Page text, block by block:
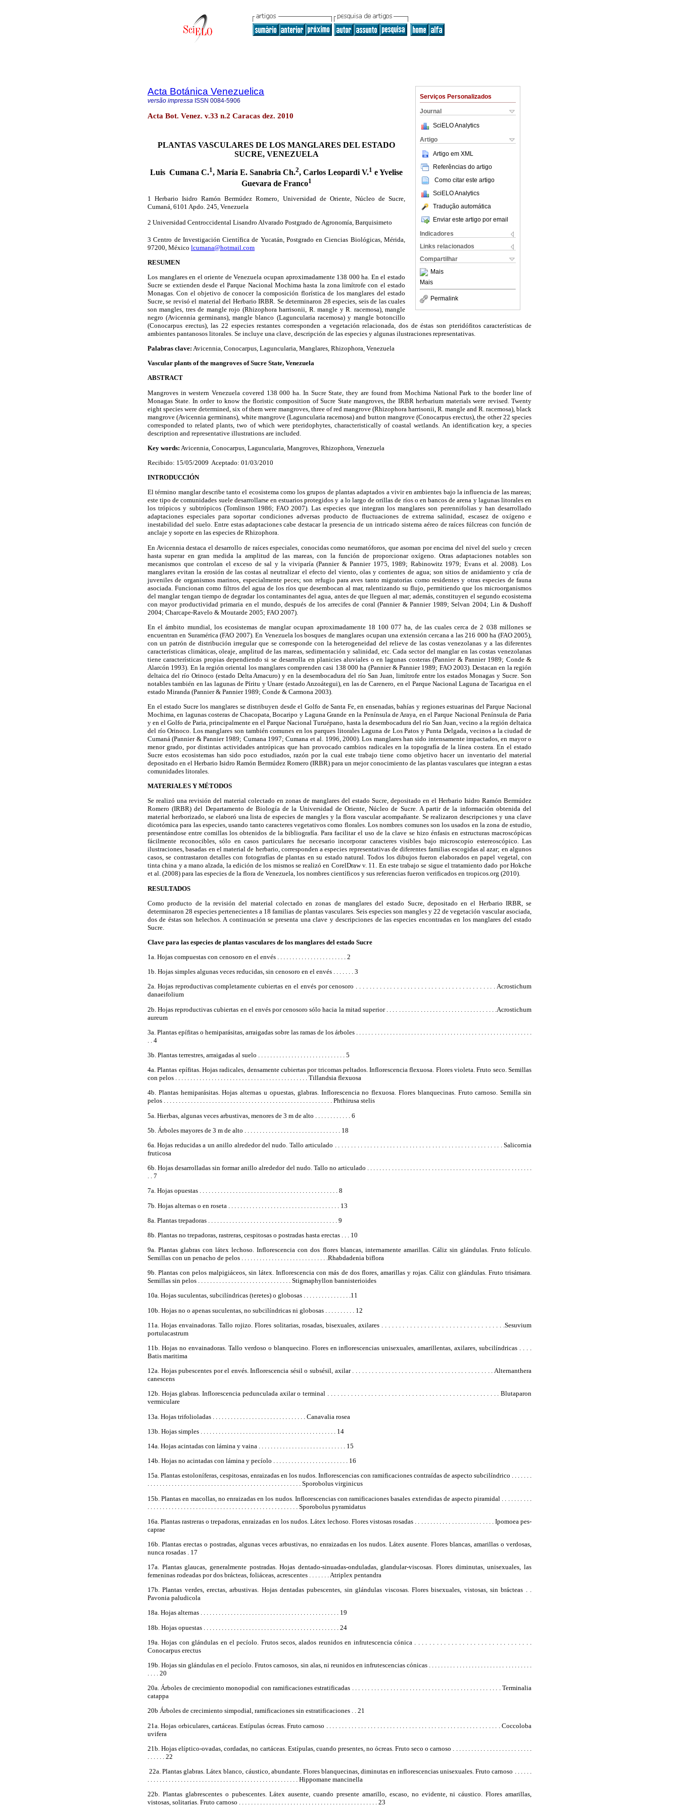
Serviços Personalizados
Journal
SciELO Analytics
Artigo
Artigo em XML
Referências do artigo
Como citar este artigo
SciELO Analytics
Tradução automática
Enviar este artigo por email
Indicadores
Links relacionados
Compartilhar
Mais
Mais
Permalink
Acta Botánica Venezuelica
versão impressa ISSN 0084-5906
Acta Bot. Venez. v.33 n.2 Caracas dez. 2010
PLANTAS VASCULARES DE LOS MANGLARES DEL ESTADO
SUCRE, VENEZUELA
Luis Cumana C.1, María E. Sanabria Ch.2, Carlos Leopardi V.1 e Yvelise
Guevara de Franco1
1 Herbario Isidro Ramón Bermúdez Romero, Universidad de Oriente, Núcleo de Sucre,
Cumaná, 6101 Apdo. 245, Venezuela
2 Universidad Centroccidental Lisandro Alvarado Postgrado de Agronomía, Barquisimeto
3 Centro de Investigación Científica de Yucatán, Postgrado en Ciencias Biológicas, Mérida,
97200, México lcumana@hotmail.com
RESUMEN
Los manglares en el oriente de Venezuela ocupan aproximadamente 138 000 ha . En el estado
Sucre se extienden desde el Parque Nacional Mochima hasta la zona limítrofe con el estado
Monagas. Con el objetivo de conocer la composición florística de los manglares del estado
Sucre, se revisó el material del Herbario IRBR. Se determinaron 28 especies, seis de las cuales
son mangles, tres de mangle rojo (Rhizophora harrisonii, R. mangle y R. racemosa), mangle
negro (Avicennia germinans), mangle blanco (Laguncularia racemosa) y mangle botoncillo
(Conocarpus erectus), las 22 especies restantes corresponden a vegetación relacionada, dos de éstas son pteridófitos características de
ambientes pantanosos litorales. Se incluye una clave, descripción de las especies y algunas ilustraciones representativas.
Palabras clave: Avicennia, Conocarpus, Laguncularia, Manglares, Rhizophora, Venezuela
Vascular plants of the mangroves ofSucre State, Venezuela
ABSTRACT
Mangroves in westernVenezuela covered 138 000 ha . In Sucre State , they are found from Mochima National Park to the border line of
Monagas State . In order to know the floristic composition ofSucre Statemangroves, the IRBR herbarium materials were revised. Twenty
eight species were determined, six of them were mangroves, three of red mangrove (Rhizophora harrisonii, R. mangle and R. racemosa), black
mangrove (Avicennia germinans), white mangrove (Laguncularia racemosa) and button mangrove (Conocarpus erectus), the other 22 species
corresponded to related plants, two of which were pteridophytes, characteristically of coastal wetlands. An identification key, a species
description and representative illustrations are included.
Key words: Avicennia, Conocarpus, Laguncularia, Mangroves, Rhizophora, Venezuela
Recibido: 15/05/2009 Aceptado: 01/03/2010
INTRODUCCIÓN
El término manglar describe tanto el ecosistema como los grupos de plantas adaptados a vivir en ambientes bajo la influencia de las mareas;
este tipo de comunidades suele desarrollarse en estuarios protegidos y a lo largo de orillas de ríos o en bancos de arena y lagunas litorales en
los trópicos y subtrópicos (Tomlinson 1986; FAO 2007). Las especies que integran los manglares son perennifolias y han desarrollado
adaptaciones especiales para soportar condiciones adversas producto de fluctuaciones de extrema salinidad, escasez de oxígeno e
inestabilidad del suelo. Entre estas adaptaciones cabe destacar la presencia de un intricado sistema aéreo de raíces fúlcreas con función de
anclaje y soporte en las especies de Rhizophora.
En Avicennia destaca el desarrollo de raíces especiales, conocidas como neumatóforos, que asoman por encima del nivel del suelo y crecen
hasta superar en gran medida la amplitud de las mareas, con la función de proporcionar oxígeno. Otras adaptaciones notables son
mecanismos que controlan el exceso de sal y la viviparía (Pannier & Pannier 1975, 1989; Rabinowitz 1979; Evans et al. 2008). Los
manglares evitan la erosión de las costas al neutralizar el efecto del viento, olas y corrientes de agua; son sitios de anidamiento y cría de
juveniles de organismos marinos, especialmente peces; son refugio para aves tanto migratorias como residentes y otras especies de fauna
asociada. Funcionan como filtros del agua de los ríos que desembocan al mar, ralentizando su flujo, permitiendo que los microorganismos
del manglar tengan tiempo de degradar los contaminantes del agua, antes de que lleguen al mar; además, constituyen el segundo ecosistema
con mayor productividad primaria en el mundo, después de los arrecifes de coral (Pannier & Pannier 1989; Selvan 2004; Lin & Dushoff
2004; Charcape-Ravelo & Moutarde 2005; FAO 2007).
En el ámbito mundial, los ecosistemas de manglar ocupan aproximadamente 18 100 077 ha , de las cuales cerca de 2 038 millones se
encuentran en Suramérica (FAO 2007). En Venezuela los bosques de manglares ocupan una extensión cercana a las216 000 ha (FAO 2005),
con un patrón de distribución irregular que se corresponde con la heterogeneidad del relieve de las costas venezolanas y a las diferentes
características climáticas, oleaje, amplitud de las mareas, sedimentación y salinidad, etc. Cada sector del manglar en las costas venezolanas
tiene características propias dependiendo si se desarrolla en planicies aluviales o en lagunas costeras (Pannier & Pannier 1989; Conde &
Alarcón 1993). En la región oriental los manglares comprenden casi 138 000 ha (Pannier & Pannier 1989; FAO 2003). Destacan en la región
deltaica del río Orinoco (estado Delta Amacuro) y en la desembocadura del río San Juan, limítrofe entre los estados Monagas y Sucre. Son
notables también en las lagunas de Píritu y Unare (estado Anzoátegui), en las de Carenero, en el Parque Nacional Laguna de Tacarigua en el
estado Miranda (Pannier & Pannier 1989; Conde & Carmona 2003).
En el estado Sucre los manglares se distribuyen desde el Golfo de Santa Fe, en ensenadas, bahías y regiones estuarinas del Parque Nacional
Mochima, en lagunas costeras de Chacopata, Bocaripo y Laguna Grande enla Península de Araya, en el Parque Nacional Península de Paria
y en el Golfo de Paria, principalmente en el Parque Nacional Turuépano, hasta la desembocadura del río San Juan, vecino a la región deltaica
del río Orinoco. Los manglares son también comunes en los parques litorales Laguna de Los Patos y Punta Delgada, vecinos a la ciudad de
Cumaná (Pannier & Pannier 1989; Cumana 1997; Cumana et al. 1996, 2000). Los manglares han sido intensamente impactados, en mayor o
menor grado, por distintas actividades antrópicas que han provocado cambios radicales en la topografía de la línea costera. En el estado
Sucre estos ecosistemas han sido poco estudiados, razón por la cual este trabajo tiene como objetivo hacer un inventario del material
depositado en el Herbario Isidro Ramón Bermúdez Romero (IRBR) para un mejor conocimiento de las plantas vasculares que integran a estas
comunidades litorales.
MATERIALES Y MÉTODOS
Se realizó una revisión del material colectado en zonas de manglares del estado Sucre, depositado en el Herbario Isidro Ramón Bermúdez
Romero (IRBR) del Departamento de Biología dela Universidadde Oriente, Núcleo de Sucre. A partir de la información obtenida del
material herborizado, se elaboró una lista de especies de mangles y la flora vascular acompañante. Se realizaron descripciones y una clave
dicotómica para las especies, usando tanto caracteres vegetativos como florales. Los nombres comunes son los usados en la zona de estudio,
presentándose entre comillas los obtenidos de la bibliografía. Para facilitar el uso de la clave se hizo énfasis en estructuras macroscópicas
fácilmente reconocibles, sólo en casos particulares fue necesario incorporar caracteres visibles bajo microscopio estereoscópico. Las
ilustraciones, basadas en el material de herbario, corresponden a especies representativas de diferentes familias escogidas al azar; en algunos
casos, se contrastaron detalles con fotografías de plantas en su estado natural. Todos los dibujos fueron elaborados en papel vegetal, con
tinta china y a mano alzada, la edición de los mismos se realizó en CorelDraw v. 11. En este trabajo se sigue el tratamiento dado por Hokche
et al. (2008) para las especies de la flora de Venezuela, los nombres científicos y sus referencias fueron verificados en tropicos.org (2010).
RESULTADOS
Como producto de la revisión del material colectado en zonas de manglares del estado Sucre, depositado en el Herbario IRBR, se
determinaron 28 especies pertenecientes a 18 familias de plantas vasculares. Seis especies son mangles y 22 de vegetación vascular asociada,
dos de éstas son helechos. A continuación se presenta una clave y descripciones de las especies encontradas en los manglares del estado
Sucre.
Clave para las especies de plantas vasculares de los manglares del estado Sucre
1a. Hojas compuestas con cenosoro en el envés . . . . . . . . . . . . . . . . . . . . . . . 2
1b. Hojas simples algunas veces reducidas, sin cenosoro en el envés . . . . . . . 3
2a. Hojas reproductivas completamente cubiertas en el envés por cenosoro . . . . . . . . . . . . . . . . . . . . . . . . . . . . . . . . . . . . . . . . . Acrostichum
danaeifolium
2b. Hojas reproductivas cubiertas en el envés por cenosoro sólo hacia la mitad superior . . . . . . . . . . . . . . . . . . . . . . . . . . . . . . . . . . . .Acrostichum
aureum
3a. Plantas epífitas o hemiparásitas, arraigadas sobre las ramas de los árboles . . . . . . . . . . . . . . . . . . . . . . . . . . . . . . . . . . . . . . . . . . . . . . . . . . . . . . . . . .
. . 4
3b. Plantas terrestres, arraigadas al suelo . . . . . . . . . . . . . . . . . . . . . . . . . . . . . 5
4a. Plantas epífitas. Hojas radicales, densamente cubiertas por tricomas peltados. Inflorescencia flexuosa. Flores violeta. Fruto seco. Semillas
con pelos . . . . . . . . . . . . . . . . . . . . . . . . . . . . . . . . . . . . . . . . . . . . Tillandsia flexuosa
4b. Plantas hemiparásitas. Hojas alternas u opuestas, glabras. Inflorescencia no flexuosa. Flores blanquecinas. Fruto carnoso. Semilla sin
pelos . . . . . . . . . . . . . . . . . . . . . . . . . . . . . . . . . . . . . . . . . . . . . . . . . . . . . . . . Phthirusa stelis
5a. Hierbas, algunas veces arbustivas, menores de 3 m de alto . . . . . . . . . . . . 6
5b. Árboles mayores de 3 m de alto . . . . . . . . . . . . . . . . . . . . . . . . . . . . . . . . 18
6a. Hojas reducidas a un anillo alrededor del nudo. Tallo articulado . . . . . . . . . . . . . . . . . . . . . . . . . . . . . . . . . . . . . . . . . . . . . . . . . . . . Salicornia
fruticosa
6b. Hojas desarrolladas sin formar anillo alrededor del nudo. Tallo no articulado . . . . . . . . . . . . . . . . . . . . . . . . . . . . . . . . . . . . . . . . . . . . . . . . . . . . . .
. . 7
7a. Hojas opuestas . . . . . . . . . . . . . . . . . . . . . . . . . . . . . . . . . . . . . . . . . . . . . . 8
7b. Hojas alternas o en roseta . . . . . . . . . . . . . . . . . . . . . . . . . . . . . . . . . . . . . 13
8a. Plantas trepadoras . . . . . . . . . . . . . . . . . . . . . . . . . . . . . . . . . . . . . . . . . . . 9
8b. Plantas no trepadoras, rastreras, cespitosas o postradas hasta erectas . . . 10
9a. Plantas glabras con látex lechoso. Inflorescencia con dos flores blancas, internamente amarillas. Cáliz sin glándulas. Fruto folículo.
Semillas con un penacho de pelos . . . . . . . . . . . . . . . . . . . . . . . . . . . . .Rhabdadenia biflora
9b. Plantas con pelos malpigiáceos, sin látex. Inflorescencia con más de dos flores, amarillas y rojas. Cáliz con glándulas. Fruto trisámara.
Semillas sin pelos . . . . . . . . . . . . . . . . . . . . . . . . . . . . . . . Stigmaphyllon bannisterioides
10a. Hojas suculentas, subcilíndricas (teretes) o globosas . . . . . . . . . . . . . . . .11
10b. Hojas no o apenas suculentas, no subcilíndricas ni globosas . . . . . . . . . . 12
11a. Hojas envainadoras. Tallo rojizo. Flores solitarias, rosadas, bisexuales, axilares . . . . . . . . . . . . . . . . . . . . . . . . . . . . . . . . . . .Sesuvium
portulacastrum
11b. Hojas no envainadoras. Tallo verdoso o blanquecino. Flores en inflorescencias unisexuales, amarillentas, axilares, subcilíndricas . . . .
Batis maritima
12a. Hojas pubescentes por el envés. Inflorescencia sésil o subsésil, axilar . . . . . . . . . . . . . . . . . . . . . . . . . . . . . . . . . . . . . . . . . . . Alternanthera
canescens
12b. Hojas glabras. Inflorescencia pedunculada axilar o terminal . . . . . . . . . . . . . . . . . . . . . . . . . . . . . . . . . . . . . . . . . . . . . . . . . . . Blutaparon
vermiculare
13a. Hojas trifolioladas . . . . . . . . . . . . . . . . . . . . . . . . . . . . . . . Canavalia rosea
13b. Hojas simples . . . . . . . . . . . . . . . . . . . . . . . . . . . . . . . . . . . . . . . . . . . . . 14
14a. Hojas acintadas con lámina y vaina . . . . . . . . . . . . . . . . . . . . . . . . . . . . . 15
14b. Hojas no acintadas con lámina y pecíolo . . . . . . . . . . . . . . . . . . . . . . . . . 16
15a. Plantas estoloníferas, cespitosas, enraizadas en los nudos. Inflorescencias con ramificaciones contraídas de aspecto subcilíndrico . . . . . . .
. . . . . . . . . . . . . . . . . . . . . . . . . . . . . . . . . . . . . . . . . . . . . . . . . . . Sporobolus virginicus
15b. Plantas en macollas, no enraizadas en los nudos. Inflorescencias con ramificaciones basales extendidas de aspecto piramidal . . . . . . . . . .
. . . . . . . . . . . . . . . . . . . . . . . . . . . . . . . . . . . . . . . . . . . . . . . . . . Sporobolus pyramidatus
16a. Plantas rastreras o trepadoras, enraizadas en los nudos. Látex lechoso. Flores vistosas rosadas . . . . . . . . . . . . . . . . . . . . . . . . . . Ipomoea pes-
caprae
16b. Plantas erectas o postradas, algunas veces arbustivas, no enraizadas en los nudos. Látex ausente. Flores blancas, amarillas o verdosas,
nunca rosadas . 17
17a. Plantas glaucas, generalmente postradas. Hojas dentado-sinuadas-onduladas, glandular-viscosas. Flores diminutas, unisexuales, las
femeninas rodeadas por dos brácteas, foliáceas, acrescentes . . . . . . . Atriplex pentandra
17b. Plantas verdes, erectas, arbustivas. Hojas dentadas pubescentes, sin glándulas viscosas. Flores bisexuales, vistosas, sin brácteas . .
Pavonia paludicola
18a. Hojas alternas . . . . . . . . . . . . . . . . . . . . . . . . . . . . . . . . . . . . . . . . . . . . . . 19
18b. Hojas opuestas . . . . . . . . . . . . . . . . . . . . . . . . . . . . . . . . . . . . . . . . . . . . . 24
19a. Hojas con glándulas en el pecíolo. Frutos secos, alados reunidos en infrutescencia cónica . . . . . . . . . . . . . . . . . . . . . . . . . . . . . . . .
Conocarpus erectus
19b. Hojas sin glándulas en el pecíolo. Frutos carnosos, sin alas, ni reunidos en infrutescencias cónicas . . . . . . . . . . . . . . . . . . . . . . . . . . . . . . . . . .
. . . . 20
20a. Árboles de crecimiento monopodial con ramificaciones estratificadas . . . . . . . . . . . . . . . . . . . . . . . . . . . . . . . . . . . . . . . . . . . . . . . Terminalia
catappa
20b Árboles de crecimiento simpodial, ramificaciones sin estratificaciones . . 21
21a. Hojas orbiculares, cartáceas. Estípulas ócreas. Fruto carnoso . . . . . . . . . . . . . . . . . . . . . . . . . . . . . . . . . . . . . . . . . . . . . . . . . . . . . . . Coccoloba
uvifera
21b. Hojas elíptico-ovadas, cordadas, no cartáceas. Estípulas, cuando presentes, no ócreas. Fruto seco o carnoso . . . . . . . . . . . . . . . . . . . . . . . . . .
. . . . . . 22
22a. Plantas glabras. Látex blanco, cáustico, abundante. Flores blanquecinas, diminutas en inflorescencias unisexuales. Fruto carnoso . . . . . .
. . . . . . . . . . . . . . . . . . . . . . . . . . . . . . . . . . . . . . . . . . . . . . . . . . Hippomane mancinella
22b. Plantas glabrescentes o pubescentes. Látex ausente, cuando presente amarillo, escaso, no evidente, ni cáustico. Flores amarillas,
vistosas, solitarias. Fruto carnoso . . . . . . . . . . . . . . . . . . . . . . . . . . . . . . . . . . . . . . . . . . . . . . 23